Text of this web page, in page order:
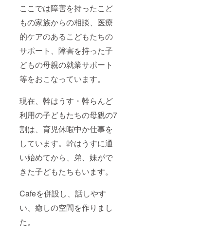
ここでは障害を持ったこど
もの家族からの相談、医療
的ケアのあるこどもたちの
サポート、障害を持った子
どもの母親の就業サポート
等をおこなっています。
現在、幹はうす・幹らんど
利用の子どもたちの母親の7
割は、育児休暇中か仕事を
しています。幹はうすに通
い始めてから、弟、妹がで
きた子どもたちもいます。
Cafeを併設し、話しやす
い、癒しの空間を作りまし
た。